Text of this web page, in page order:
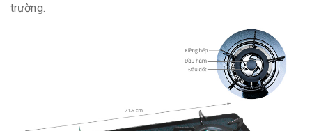
trường.